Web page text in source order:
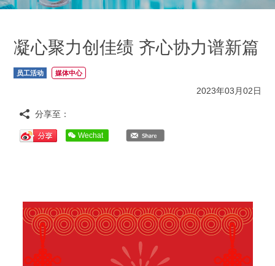
凝心聚力创佳绩 齐心协力谱新篇
员工活动 媒体中心
2023年03月02日
分享至：
Wechat